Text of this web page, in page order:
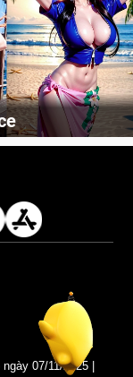
Cùng thưởng thức những hình ảnh cosplay Xiangling trong Genshin Impact siêu dễ thương của người dùng Weibo "阿包也是兔娘"
07/11/2025 |